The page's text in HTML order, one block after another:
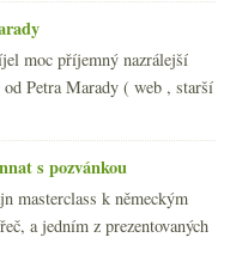
moc příjemný nazrálejší
Petra Marady ( web , starší
s pozvánkou
masterclass k německým
a jedním z prezentovaných